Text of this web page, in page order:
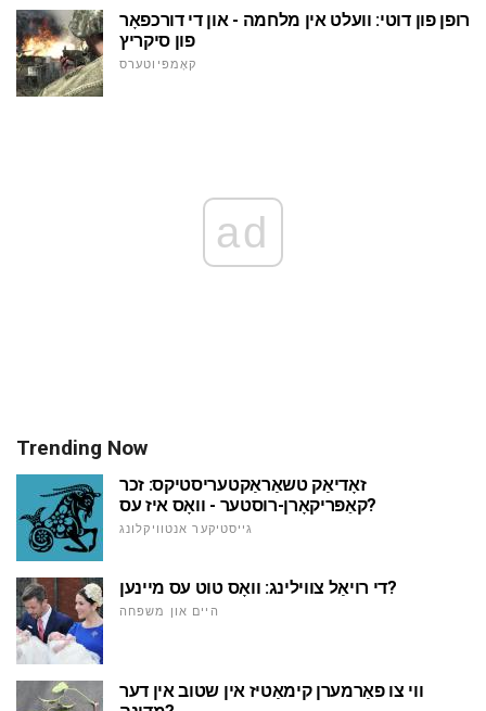
רופן פון דוטי: וועלט אין מלחמה - און די דורכפאָר
פון סיקריץ
קאָמפּיוטערס
ad
Trending Now
זאָדיאַק טשאַראַקטעריסטיקס: זכר
קאַפּריקאָרן-רוסטער - וואָס איז עס?
גייסטיקער אנטוויקלונג
די רויאַל צווילינג: וואָס טוט עס מיינען?
היים און משפּחה
ווי צו פאַרמערן קימאַטיז אין שטוב אין דער